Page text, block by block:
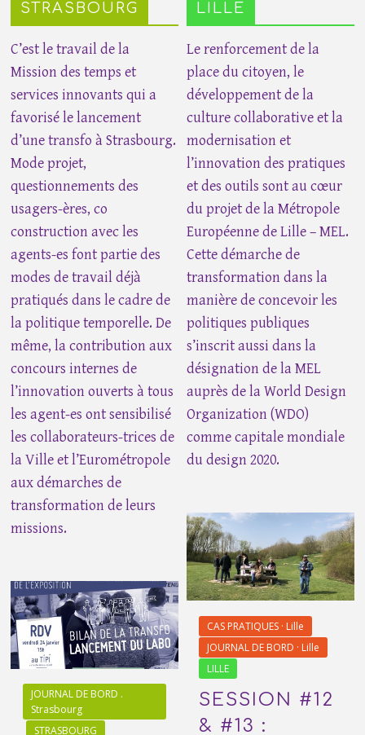
STRASBOURG
C’est le travail de la
Mission des temps et
services innovants qui a
favorisé le lancement
d’une transfo à Strasbourg.
Mode projet,
questionnements des
usagers-ères, co
construction avec les
agents-es font partie des
modes de travail déjà
pratiqués dans le cadre de
la politique temporelle. De
même, la contribution aux
concours internes de
l’innovation ouverts à tous
les agent-es ont sensibilisé
les collaborateurs-trices de
la Ville et l’Eurométropole
aux démarches de
transformation de leurs
missions.
JOURNAL DE BORD .
Strasbourg
STRASBOURG
LILLE
Le renforcement de la
place du citoyen, le
développement de la
culture collaborative et la
modernisation et
l’innovation des pratiques
et des outils sont au cœur
du projet de la Métropole
Européenne de Lille – MEL.
Cette démarche de
transformation dans la
manière de concevoir les
politiques publiques
s’inscrit aussi dans la
désignation de la MEL
auprès de la World Design
Organization (WDO)
comme capitale mondiale
du design 2020.
CAS PRATIQUES · Lille
JOURNAL DE BORD · Lille
LILLE
SESSION #12
& #13 :